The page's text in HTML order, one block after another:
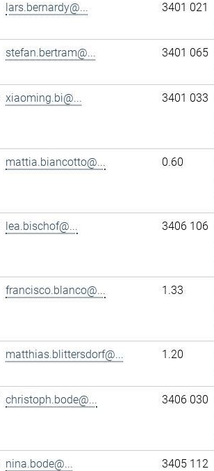
lars.bernardy@... 3401 021
stefan.bertram@... 3401 065
xiaoming.bi@... 3401 033
mattia.biancotto@... 0.60
lea.bischof@... 3406 106
francisco.blanco@... 1.33
matthias.blittersdorf@... 1.20
christoph.bode@... 3406 030
nina.bode@... 3405 112